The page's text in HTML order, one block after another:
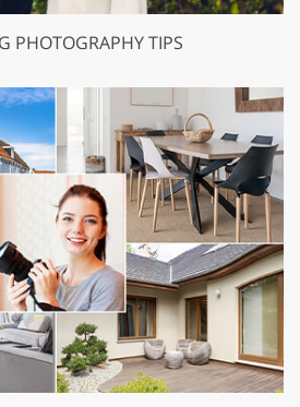
PHOTOGRAPHY TIPS